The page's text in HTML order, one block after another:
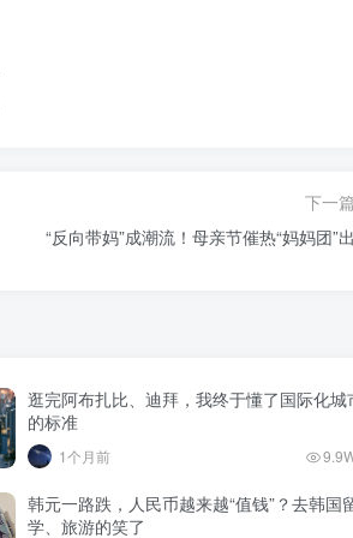
下一篇
“反向带妈”成潮流！母亲节催热“妈妈团”
逛完阿布扎比、迪拜，我终于懂了国际化城
的标准
1个月前
韩元一路跌，人民币越来越“值钱”？去韩国
学、旅游的笑了